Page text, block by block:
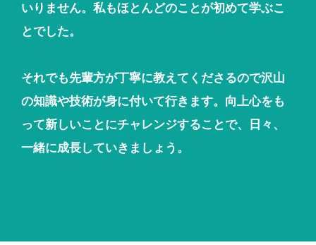
いりません。私もほとんどのことが初めて学ぶこ
とでした。
それでも先輩方が丁寧に教えてくださるので沢山
の知識や技術が身に付いて行きます。向上心をも
って新しいことにチャレンジすることで、日々、
一緒に成長していきましょう。